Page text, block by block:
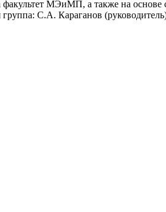
МЭиМП, а также на основе
С.А. Караганов